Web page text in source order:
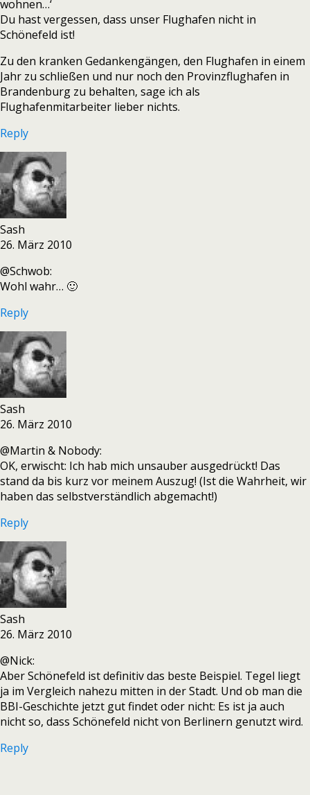
wohnen…‘
Du hast vergessen, dass unser Flughafen nicht in
Schönefeld ist!
Zu den kranken Gedankengängen, den Flughafen in einem
Jahr zu schließen und nur noch den Provinzflughafen in
Brandenburg zu behalten, sage ich als
Flughafenmitarbeiter lieber nichts.
Reply
Sash
26. März 2010
@Schwob:
Wohl wahr… 🙂
Reply
Sash
26. März 2010
@Martin & Nobody:
OK, erwischt: Ich hab mich unsauber ausgedrückt! Das
stand da bis kurz vor meinem Auszug! (Ist die Wahrheit, wir
haben das selbstverständlich abgemacht!)
Reply
Sash
26. März 2010
@Nick:
Aber Schönefeld ist definitiv das beste Beispiel. Tegel liegt
ja im Vergleich nahezu mitten in der Stadt. Und ob man die
BBI-Geschichte jetzt gut findet oder nicht: Es ist ja auch
nicht so, dass Schönefeld nicht von Berlinern genutzt wird.
Reply